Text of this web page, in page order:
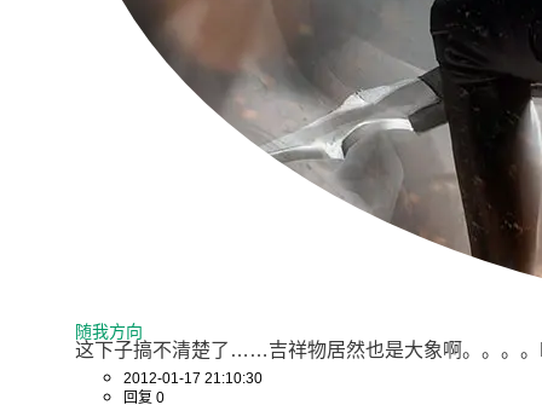
随我方向
这下子搞不清楚了……吉祥物居然也是大象啊。。。
2012-01-17 21:10:30
回复 0